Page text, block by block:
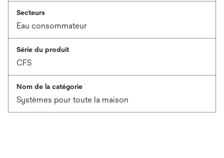
Secteurs
Eau consommateur
Série du produit
CFS
Nom de la catégorie
Systèmes pour toute la maison